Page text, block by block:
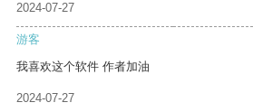
2024-07-27
游客
我喜欢这个软件 作者加油
2024-07-27